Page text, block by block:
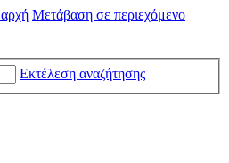
αρχή Μετάβαση σε περιεχόμενο
Εκτέλεση αναζήτησης